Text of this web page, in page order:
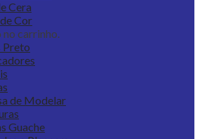
carrinho.
Cera
Cor
Preto
de Modelar
Guache